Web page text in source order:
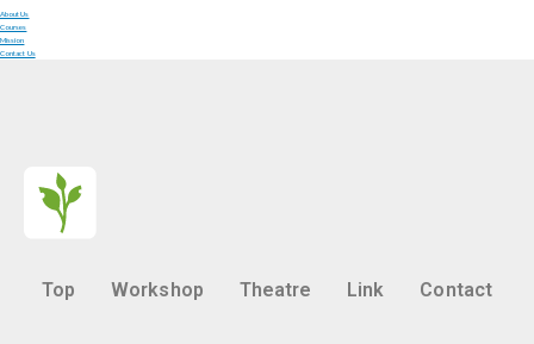
About Us
Courses
Mission
Contact Us
Top Workshop Theatre Link Contact